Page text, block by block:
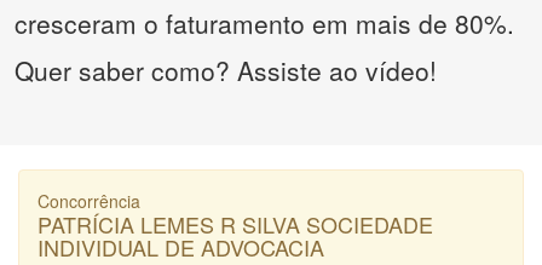
cresceram o faturamento em mais de 80%.
Quer saber como? Assiste ao vídeo!
Concorrência
PATRÍCIA LEMES R SILVA SOCIEDADE
INDIVIDUAL DE ADVOCACIA